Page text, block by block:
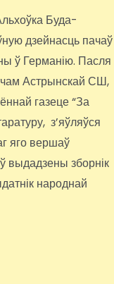
Буда-
дзейнасць пачаў
ў Германію. Пасля
Астрынскай СШ,
газеце “За
з’яўляўся
яго вершаў
выдадзены зборнік
народнай